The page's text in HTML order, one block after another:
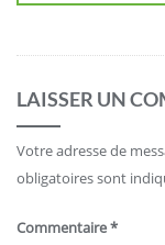
LAISSER UN
Votre adresse de
obligatoires sont
Commentaire*